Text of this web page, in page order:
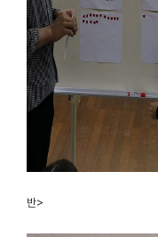
<숲 속
반>